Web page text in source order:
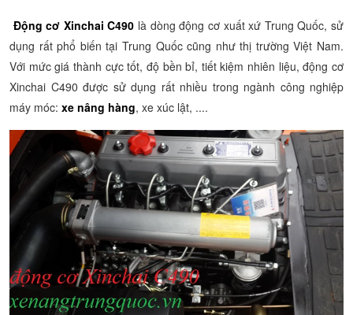
Động cơ Xinchai C490 là dòng động cơ xuất xứ Trung Quốc, sử
dụng rất phổ biến tại Trung Quốc cũng như thị trường Việt Nam.
Với mức giá thành cực tốt, độ bền bỉ, tiết kiệm nhiên liệu, động cơ
Xinchai C490 được sử dụng rất nhiều trong ngành công nghiệp
máy móc: xe nâng hàng, xe xúc lật, ....